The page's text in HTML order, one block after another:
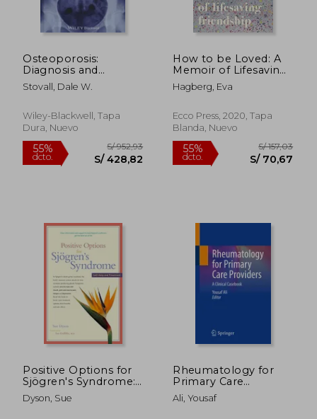
dcto. S/ 200,43
55%
dcto.
Osteoporosis:
Diagnosis and
Management (en
Inglés)
Stovall, Dale W.
Wiley-Blackwell, Tapa
Dura, Nuevo
How to be Loved: A
Memoir of Lifesaving
Friendship (en Inglés)
Hagberg, Eva
Ecco Press, 2020, Tapa
Blanda, Nuevo
Positive Options for
Sjögren's Syndrome:
Self-Help and
Treatment (Positive
Dyson, Sue
Rheumatology for
Primary Care
Providers: A Clinical
Casebook (en Inglés)
Ali, Yousaf